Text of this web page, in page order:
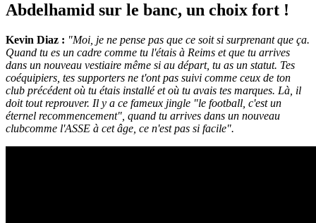
Abdelhamid sur le banc, un choix fort !
Kevin Diaz : "Moi, je ne pense pas que ce soit si surprenant que ça.
Quand tu es un cadre comme tu l'étais à Reims et que tu arrives
dans un nouveau vestiaire même si au départ, tu as un statut. Tes
coéquipiers, tes supporters ne t'ont pas suivi comme ceux de ton
club précédent où tu étais installé et où tu avais tes marques. Là, il
doit tout reprouver. Il y a ce fameux jingle "le football, c'est un
éternel recommencement", quand tu arrives dans un nouveau
clubcomme l'ASSE à cet âge, ce n'est pas si facile".